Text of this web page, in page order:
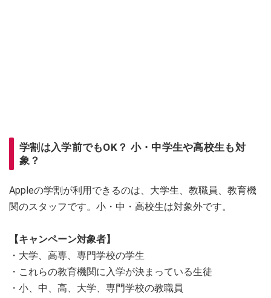
学割は入学前でもOK？ 小・中学生や高校生も対
象？
Appleの学割が利用できるのは、大学生、教職員、教育機
関のスタッフです。小・中・高校生は対象外です。
【キャンペーン対象者】
・大学、高専、専門学校の学生
・これらの教育機関に入学が決まっている生徒
・小、中、高、大学、専門学校の教職員